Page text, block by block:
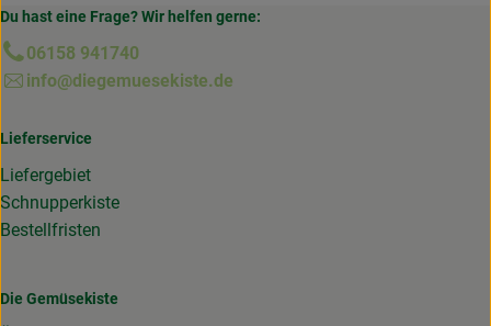
Du hast eine Frage? Wir helfen gerne:
06158 941740
info@diegemuesekiste.de
Lieferservice
Liefergebiet
Schnupperkiste
Bestellfristen
Die Gemüsekiste